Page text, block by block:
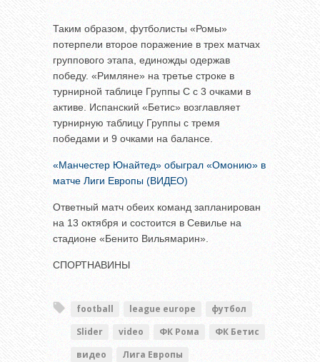
Таким образом, футболисты «Ромы»
потерпели второе поражение в трех матчах
группового этапа, единожды одержав
победу. «Римляне» на третье строке в
турнирной таблице Группы С с 3 очками в
активе. Испанский «Бетис» возглавляет
турнирную таблицу Группы с тремя
победами и 9 очками на балансе.
«Манчестер Юнайтед» обыграл «Омонию» в
матче Лиги Европы (ВИДЕО)
Ответный матч обеих команд запланирован
на 13 октября и состоится в Севилье на
стадионе «Бенито Вильямарин».
СПОРТНАВИНЫ
football league europe
футбол
Slider
video ФК Рома
ФК Бетис
видео
Лига Европы